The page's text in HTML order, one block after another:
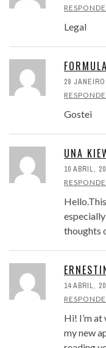
Legal
28
Gostei
UNA
10 ABRIL,
thoughts
14 ABRIL,
Hi! I’m
my new